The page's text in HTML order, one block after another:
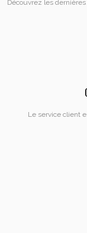
Découvrez les
Le service client